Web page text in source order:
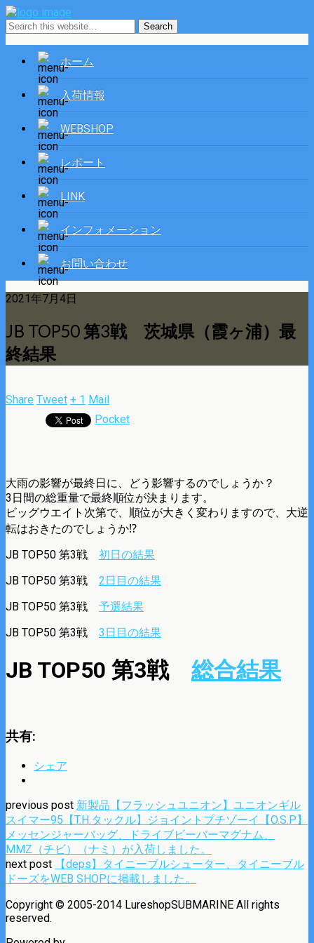
ホーム
入荷情報
WEBSHOP
レポート
LINK
インフォメーション
お問い合わせ
2021年7月4日
JB TOP50 第3戦 茨城県（霞ヶ浦）最
終結果
Share Tweet + 1 Mail
Pocket
大雨の影響が最終日に、どう影響するのでしょうか？
3日間の総重量で最終順位が決まります。
ビッグウエイト次第で、順位が大きく変わりますので、大逆
転はおきたのでしょうか⁉
JB TOP50 第3戦 初日の結果
JB TOP50 第3戦 2日目の結果
JB TOP50 第3戦 予選結果
JB TOP50 第3戦 3日目の結果
JB TOP50 第3戦 総合結果
共有:
シェア
previous post 新製品【フラッシュユニオン】ユニオンギル
スイマー95【T.H.タックル】ジョイントプチゾーイ【O.S.P】
メッセンジャーバッグ、ドライブビーバーマグナム、
MMZ（チビ）（ナミ）が入荷しました。
next post
【deps】タイニーブルシューター、タイニーブル
ドーズをWEB SHOPに掲載しました。
Copyright © 2005-2014 LureshopSUBMARINE All rights
reserved.